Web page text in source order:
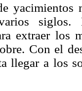
yacimientos
siglos.
extraer los
Con el
llegar a los